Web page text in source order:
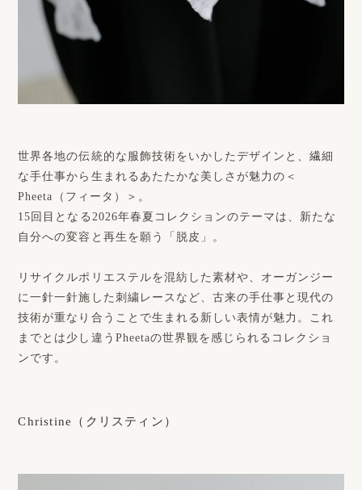
世界各地の伝統的な服飾技術をいかしたデザインと、繊細
な手仕事から生まれるあたたかな美しさが魅力の＜
Pheeta（フィータ）＞。
15回目となる2026年春夏コレクションのテーマは、新たな
自分への変容と再生を願う「脱皮」。
リサイクルポリエステルを混紡した素材や、オーガンジー
に一針一針施した刺繍レースなど、古来の手仕事と現代の
技術が重なり合うことで生まれる新しい表情が魅力。これ
までとは少し違うPheetaの世界観を感じられるコレクショ
ンです。
Christine（クリスティン）